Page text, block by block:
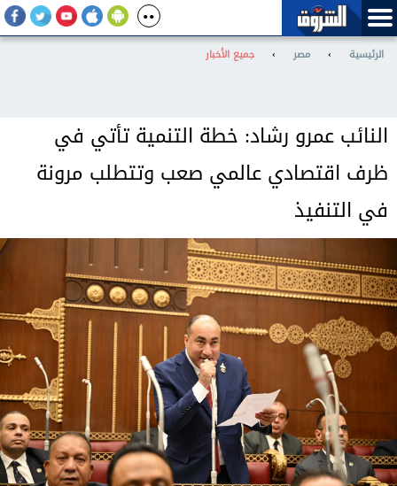
الرئيسية › مصر › جميع الأخبار
النائب عمرو رشاد: خطة التنمية تأتي في
ظرف اقتصادي عالمي صعب وتتطلب مرونة
في التنفيذ